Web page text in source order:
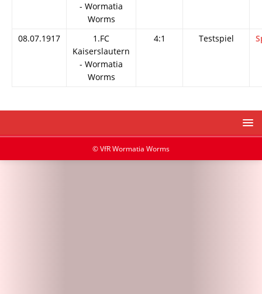
- Wormatia
Worms
08.07.1917
1.FC
Kaiserslautern
- Wormatia
Worms
4:1 Testspiel
© VfR Wormatia Worms